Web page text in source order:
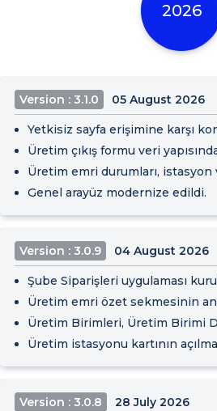
2026
Version : 3.1.0 05 August 2026
Yetkisiz sayfa erişimine karşı
Üretim çıkış formu veri
Üretim emri durumları, istasyon
Genel arayüz modernize edildi.
Version : 3.0.9 04 August 2026
Şube Siparişleri uygulaması
Üretim emri özet sekmesinin
Üretim Birimleri, Üretim Birimi
Üretim istasyonu kartının
Version : 3.0.8 28 July 2026